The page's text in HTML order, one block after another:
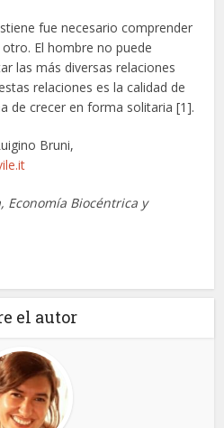
fue necesario comprender
El hombre no puede
las más diversas relaciones
relaciones es la calidad de
de crecer en forma solitaria [1].
Bruni,
Economía Biocéntrica y
el autor